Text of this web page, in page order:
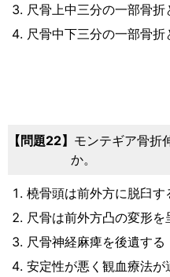
尺骨上中三分の一部骨
尺骨中下三分の一部骨
問題22
モンテギア骨折
か。
橈骨頭は前外方に脱臼す
尺骨は前外方凸の変形を
尺骨神経麻痺を後遺する
安定性が悪く観血療法が